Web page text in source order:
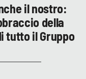
il nostro:
della
tutto il Gruppo